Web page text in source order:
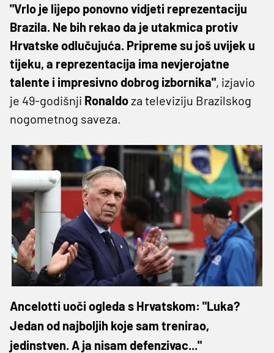
"Vrlo je lijepo ponovno vidjeti reprezentaciju
Brazila. Ne bih rekao da je utakmica protiv
Hrvatske odlučujuća. Pripreme su još uvijek u
tijeku, a reprezentacija ima nevjerojatne
talente i impresivno dobrog izbornika", izjavio
je 49-godišnji Ronaldoza televiziju Brazilskog
nogometnog saveza.
Ancelotti uoči ogleda s Hrvatskom: "Luka?
Jedan od najboljih koje sam trenirao,
jedinstven. A ja nisam defenzivac..."